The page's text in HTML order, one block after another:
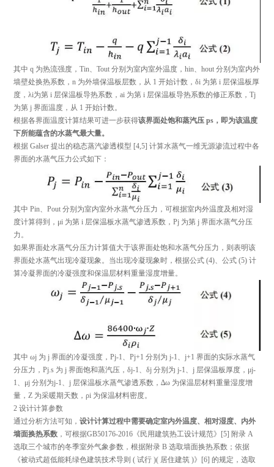
其中 q 为热流强度，Tin、Tout 分别为室内室外温度，hin、hout 分别为室内外
墙壁处换热系数，n 为外墙保温板层数，从 1 开始计数，δi 为第 i 层保温板厚
度，λi为第 i 层保温板导热系数，ai 为第 i 层保温板导热系数的修正系数，Tj
为第 j 界面温度，从 1 开始计数。
根据各界面温度计算结果可进一步获得该界面处饱和蒸汽压 ps，即为该温度
下所能蕴含的水蒸气最大量。
根据 Galser 提出的稳态蒸汽渗透模型 [4,5] 计算水蒸气一维无源渗流过程中各
界面的水蒸气压力公式如下：
其中 Pin、Pout 分别为室内室外水蒸气分压力，可根据室内外温度及相对湿
度计算得到，μi 为第 i 层保温板水蒸气渗透系数，Pj 为第 j 界面水蒸气分压
力。
如果界面处水蒸气分压力计算值大于该界面处饱和水蒸气分压力，则表明该
界面处水蒸气出现冷凝现象。当出现冷凝现象时，根据公式 (4)、公式 (5) 计
算冷凝界面的冷凝强度和保温层材料重量湿度增量。
其中 ωj 为 j 界面的冷凝强度，Pj-1、Pj+1 分别为 j-1、j+1 界面的实际水蒸气
分压力，Pj.s 为 j 界面饱和蒸汽压，δj-1、δj 分别为 j-1、j 层保温板厚度，μj-
1、μj 分别为j-1、j 层保温板水蒸气渗透系数，∆ω 为保温层材料重量湿度增
量，Z 为采暖期天数，ρi 为保温材料密度。
2 设计计算参数
通过分析方法可知，设计计算过程中需要确定室内外温度、相对湿度、内外
墙面换热系数 ，可根据GB50176-2016 《民用建筑热工设计规范》 [5] 附录 A
选取三个城市的冬季室外气象参数，根据附录 B 选取墙面换热系数；依据
《被动式超低能耗绿色建筑技术导则 ( 试行 )( 居住建筑 )》 [6] 的规定，选取